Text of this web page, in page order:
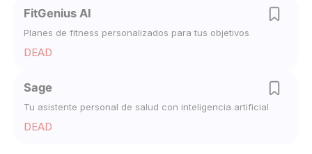
FitGenius AI
Planes de fitness personalizados para tus objetivos
DEAD
Sage
Tu asistente personal de salud con inteligencia artificial
DEAD